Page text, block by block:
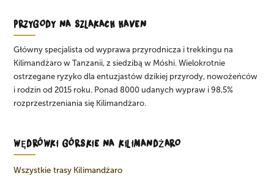
PRZYGODY NA SZLAKACH HAVEN
Główny specjalista od wyprawa przyrodnicza i trekkingu na
Kilimandżaro w Tanzanii, z siedzibą w Móshi. Wielokrotnie
ostrzegane ryzyko dla entuzjastów dzikiej przyrody, nowożeńców
i rodzin od 2015 roku. Ponad 8000 udanych wypraw i 98,5%
rozprzestrzeniania się Kilimandżaro.
WĘDRÓWKI GÓRSKIE NA KILIMANDŻARO
Wszystkie trasy Kilimandżaro